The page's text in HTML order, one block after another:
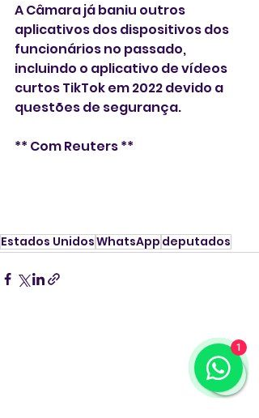
A Câmara já baniu outros
aplicativos dos dispositivos dos
funcionários no passado,
incluindo o aplicativo de vídeos
curtos TikTok em 2022 devido a
questões de segurança.
** Com Reuters **
Estados UnidosWhatsApp deputados
1